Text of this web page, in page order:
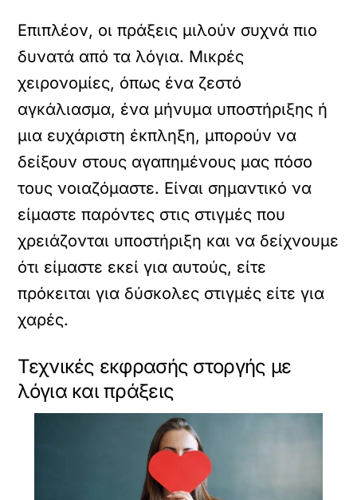
Επιπλέον, οι πράξεις μιλούν συχνά πιο
δυνατά από τα λόγια. Μικρές
χειρονομίες, όπως ένα ζεστό
αγκάλιασμα, ένα μήνυμα υποστήριξης ή
μια ευχάριστη έκπληξη, μπορούν να
δείξουν στους αγαπημένους μας πόσο
τους νοιαζόμαστε. Είναι σημαντικό να
είμαστε παρόντες στις στιγμές που
χρειάζονται υποστήριξη και να δείχνουμε
ότι είμαστε εκεί για αυτούς, είτε
πρόκειται για δύσκολες στιγμές είτε για
χαρές.
Τεχνικές εκφρασής στοργής με
λόγια και πράξεις